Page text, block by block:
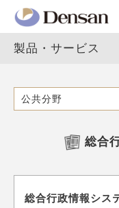
製品・サービス
公共分野
総合
総合行政情報シス